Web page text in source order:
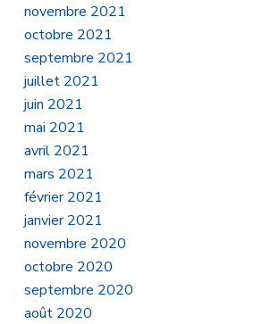
novembre 2021
octobre 2021
septembre 2021
juillet 2021
juin 2021
mai 2021
avril 2021
mars 2021
février 2021
janvier 2021
novembre 2020
octobre 2020
septembre 2020
août 2020